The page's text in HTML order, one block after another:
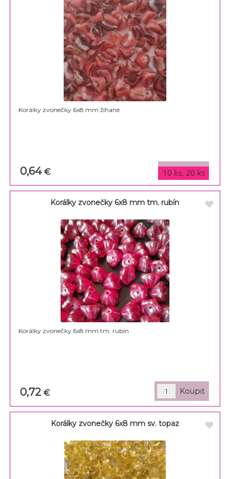
Korálky zvonečky 6x8 mm žíhané
varianty
10 ks, 20 ks
0,64€
Korálky zvonečky 6x8 mm tm. rubín
Korálky zvonečky 6x8 mm tm. rubín
0,72€
Korálky zvonečky 6x8 mm sv. topaz